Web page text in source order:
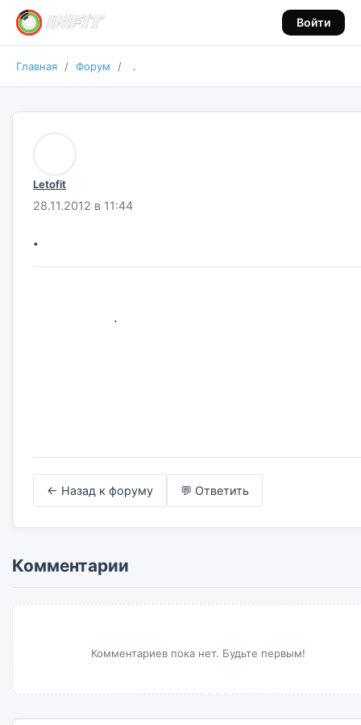
Войти
Главная / Форум / .
Letofit
28.11.2012 в 11:44
.
← Назад к форуму 💬 Ответить
Комментарии
Комментариев пока нет. Будьте первым!